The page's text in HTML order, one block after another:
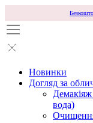
Новинки
Догляд за
Демакіяж
вода)